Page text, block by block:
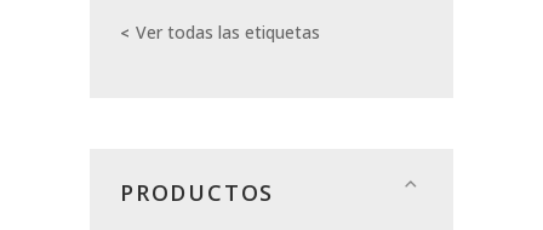
Ver todas las etiquetas
PRODUCTOS